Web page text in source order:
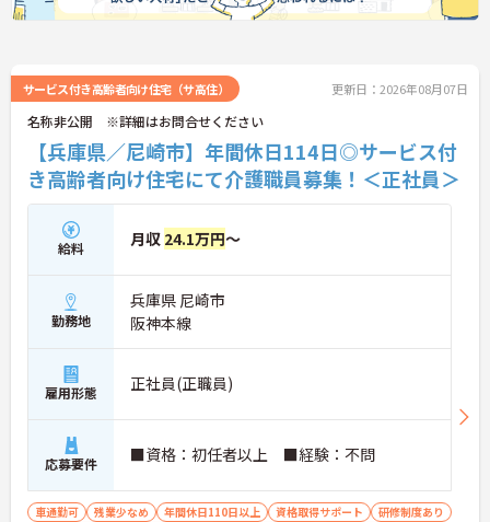
サービス付き高齢者向け住宅（サ高住） 更新日：2026年08月07日
名称非公開 ※詳細はお問合せください
【兵庫県／尼崎市】年間休日114日◎サービス付
き高齢者向け住宅にて介護職員募集！＜正社員＞
給料 月収 24.1万円～
勤務地
兵庫県 尼崎市
阪神本線
雇用形態 正社員(正職員)
応募要件 ■資格：初任者以上 ■経験：不問
車通勤可 残業少なめ 年間休日110日以上 資格取得サポート
研修制度あり